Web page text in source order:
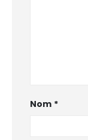
Nom *